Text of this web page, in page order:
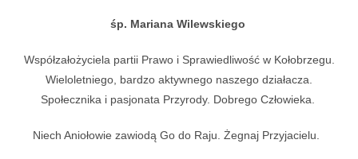
śp. Mariana Wilewskiego
Współzałożyciela partii Prawo i Sprawiedliwość w Kołobrzegu.
Wieloletniego, bardzo aktywnego naszego działacza.
Społecznika i pasjonata Przyrody. Dobrego Człowieka.
Niech Aniołowie zawiodą Go do Raju. Żegnaj Przyjacielu.